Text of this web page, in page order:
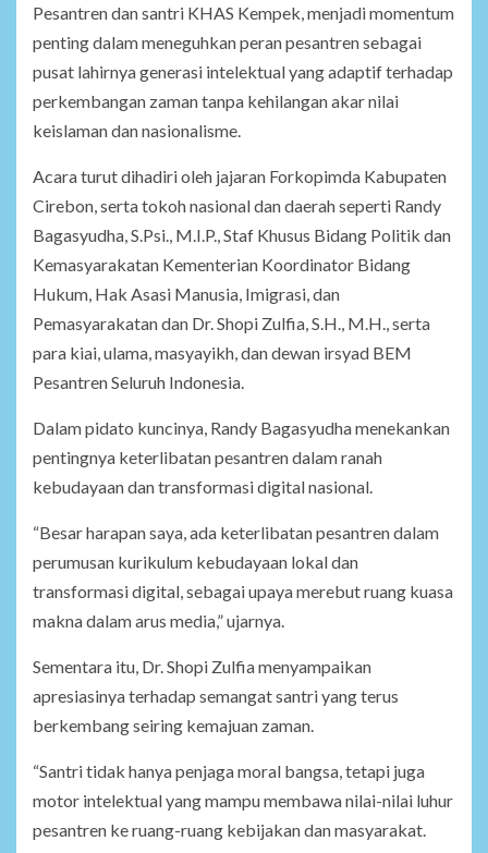
Pesantren dan santri KHAS Kempek, menjadi momentum
penting dalam meneguhkan peran pesantren sebagai
pusat lahirnya generasi intelektual yang adaptif terhadap
perkembangan zaman tanpa kehilangan akar nilai
keislaman dan nasionalisme.
Acara turut dihadiri oleh jajaran Forkopimda Kabupaten
Cirebon, serta tokoh nasional dan daerah seperti Randy
Bagasyudha, S.Psi., M.I.P., Staf Khusus Bidang Politik dan
Kemasyarakatan Kementerian Koordinator Bidang
Hukum, Hak Asasi Manusia, Imigrasi, dan
Pemasyarakatan dan Dr. Shopi Zulfia, S.H., M.H., serta
para kiai, ulama, masyayikh, dan dewan irsyad BEM
Pesantren Seluruh Indonesia.
Dalam pidato kuncinya, Randy Bagasyudha menekankan
pentingnya keterlibatan pesantren dalam ranah
kebudayaan dan transformasi digital nasional.
“Besar harapan saya, ada keterlibatan pesantren dalam
perumusan kurikulum kebudayaan lokal dan
transformasi digital, sebagai upaya merebut ruang kuasa
makna dalam arus media,” ujarnya.
Sementara itu, Dr. Shopi Zulfia menyampaikan
apresiasinya terhadap semangat santri yang terus
berkembang seiring kemajuan zaman.
“Santri tidak hanya penjaga moral bangsa, tetapi juga
motor intelektual yang mampu membawa nilai-nilai luhur
pesantren ke ruang-ruang kebijakan dan masyarakat.